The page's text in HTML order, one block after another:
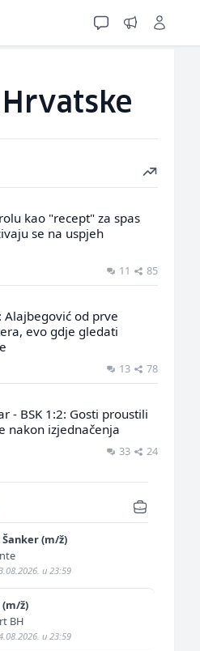
Hrvatske
kao "recept" za spas
se na uspjeh
11 85
od prve
evo gdje gledati
13 78
- BSK 1:2: Gosti proustili
nakon izjednačenja
33 24
(m/ž)
u 23:59
ž)
BH
u 23:59